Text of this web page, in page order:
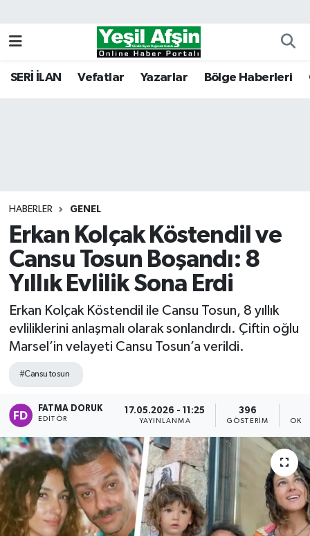
SERİ İLAN Vefatlar Yazarlar Bölge Haberleri
HABERLER GENEL
Erkan Kolçak Köstendil ve
Cansu Tosun Boşandı: 8
Yıllık Evlilik Sona Erdi
Erkan Kolçak Köstendil ile Cansu Tosun, 8 yıllık
evliliklerini anlaşmalı olarak sonlandırdı. Çiftin oğlu
Marsel’in velayeti Cansu Tosun’a verildi.
#Cansu tosun
FATMA DORUK
EDITÖR
17.05.2026 - 11:25
YAYINLANMA
396
GÖSTERIM
Kahramanmaraş Nöbetçi Eczaneler
Tüm Manşetler
Son Dakika Haberleri